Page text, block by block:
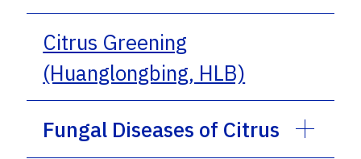
Citrus Greening
(Huanglongbing, HLB)
Fungal Diseases of Citrus